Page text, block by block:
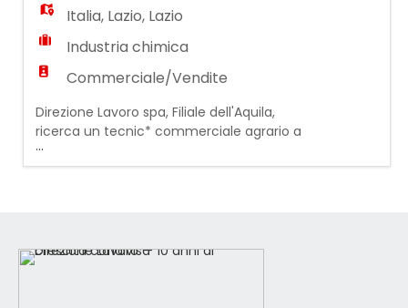
Italia, Lazio, Lazio
Industria chimica
Commerciale/Vendite
Direzione Lavoro spa, Filiale dell'Aquila,
ricerca un tecnic* commerciale agrario a
Latina Lazio. Obiettivo del ruolo sarà
supportare il cliente nella consulenza
rapporto diretto e continuativo con la
...